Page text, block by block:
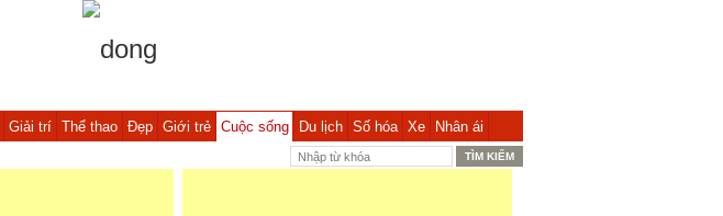
Giải trí Thể thao Đẹp Giới trẻ Cuộc sống Du lịch Số hóa Xe Nhân ái